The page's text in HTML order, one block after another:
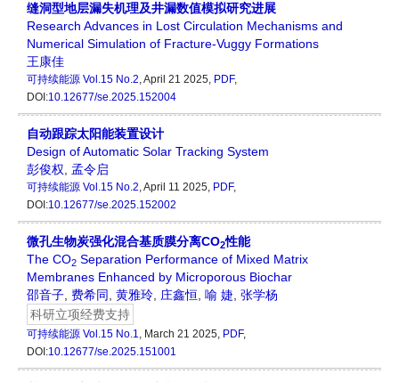
缝洞型地层漏失机理及井漏数值模拟研究进展
Research Advances in Lost Circulation Mechanisms and
Numerical Simulation of Fracture-Vuggy Formations
王康佳
可持续能源 Vol.15 No.2, April 21 2025, PDF,
DOI:10.12677/se.2025.152004
自动跟踪太阳能装置设计
Design of Automatic Solar Tracking System
彭俊权, 孟令启
可持续能源 Vol.15 No.2, April 11 2025, PDF,
DOI:10.12677/se.2025.152002
微孔生物炭强化混合基质膜分离CO2性能
The CO2 Separation Performance of Mixed Matrix
Membranes Enhanced by Microporous Biochar
邵音子, 费希同, 黄雅玲, 庄鑫恒, 喻 婕, 张学杨
科研立项经费支持
可持续能源 Vol.15 No.1, March 21 2025, PDF,
DOI:10.12677/se.2025.151001